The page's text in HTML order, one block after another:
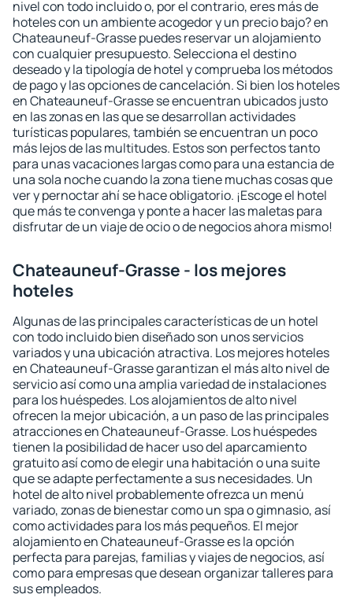
nivel con todo incluido o, por el contrario, eres más de
hoteles con un ambiente acogedor y un precio bajo? en
Chateauneuf-Grasse puedes reservar un alojamiento
con cualquier presupuesto. Selecciona el destino
deseado y la tipología de hotel y comprueba los métodos
de pago y las opciones de cancelación. Si bien los hoteles
en Chateauneuf-Grasse se encuentran ubicados justo
en las zonas en las que se desarrollan actividades
turísticas populares, también se encuentran un poco
más lejos de las multitudes. Estos son perfectos tanto
para unas vacaciones largas como para una estancia de
una sola noche cuando la zona tiene muchas cosas que
ver y pernoctar ahí se hace obligatorio. ¡Escoge el hotel
que más te convenga y ponte a hacer las maletas para
disfrutar de un viaje de ocio o de negocios ahora mismo!
Chateauneuf-Grasse - los mejores
hoteles
Algunas de las principales características de un hotel
con todo incluido bien diseñado son unos servicios
variados y una ubicación atractiva. Los mejores hoteles
en Chateauneuf-Grasse garantizan el más alto nivel de
servicio así como una amplia variedad de instalaciones
para los huéspedes. Los alojamientos de alto nivel
ofrecen la mejor ubicación, a un paso de las principales
atracciones en Chateauneuf-Grasse. Los huéspedes
tienen la posibilidad de hacer uso del aparcamiento
gratuito así como de elegir una habitación o una suite
que se adapte perfectamente a sus necesidades. Un
hotel de alto nivel probablemente ofrezca un menú
variado, zonas de bienestar como un spa o gimnasio, así
como actividades para los más pequeños. El mejor
alojamiento en Chateauneuf-Grasse es la opción
perfecta para parejas, familias y viajes de negocios, así
como para empresas que desean organizar talleres para
sus empleados.